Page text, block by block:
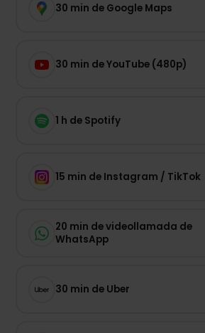
30 min de Google Maps
30 min de YouTube (480p)
1 h de Spotify
15 min de Instagram / TikTok
20 min de videollamada de
WhatsApp
30 min de Uber